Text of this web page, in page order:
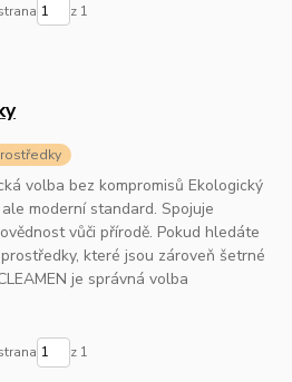
z 1
volba bez kompromisů Ekologický
moderní standard. Spojuje
vůči přírodě. Pokud hledáte
které jsou zároveň šetrné
je správná volba
z 1